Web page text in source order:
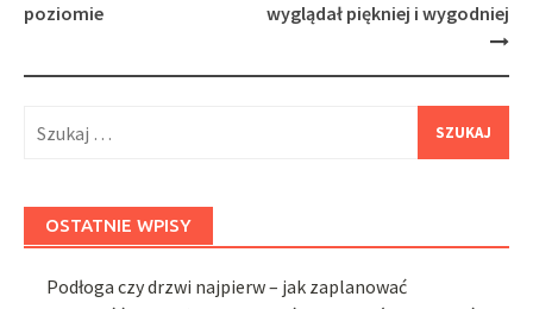
poziomie
wyglądał piękniej i wygodniej
OSTATNIE WPISY
Podłoga czy drzwi najpierw – jak zaplanować